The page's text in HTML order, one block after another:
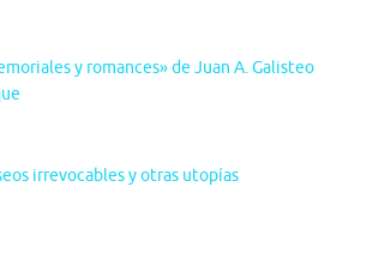
y romances» de Juan A. Galisteo
irrevocables y otras utopías